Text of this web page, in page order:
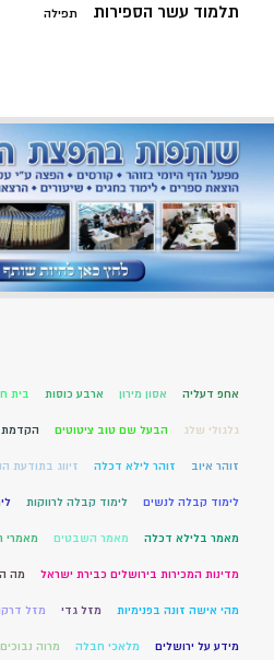
תלמוד עשר הספירות תפילה
אחפ דעליה אסון מירון ארבע כוסות בית
גלגולי שלג הבעל שם טוב ציטוטים הקדמת
זוהר איוב זוהר לילא דכלה זיווג בתודעת
לימוד קבלה לנשים לימוד קבלה לרווקות
מאמר בלילא דכלה מאמר השבטים מאמרי
מדינות המכירות בירושלים כבירת ישראל מה
מהי אישה זונה בפנימיות מזל גדי מזל
מידע על ירושלים מלאכי חבלה מרוה נבוכים